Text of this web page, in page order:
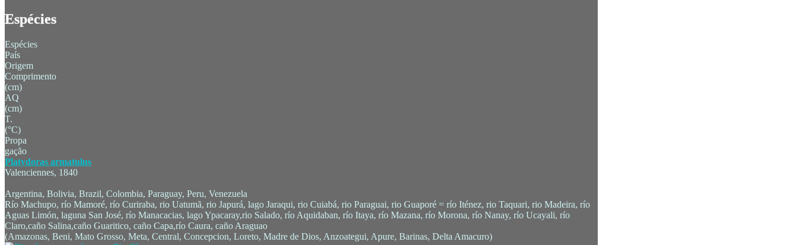
Espécies
Espécies
País
Origem
Comprimento
(cm)
AQ
(cm)
T.
(°C)
Propa
gação
Platydoras armatulus
Valenciennes, 1840
Argentina, Bolivia, Brazil, Colombia, Paraguay, Peru, Venezuela
Río Machupo, río Mamoré, río Curiraba, rio Uatumã, rio Japurá, lago Jaraqui, rio Cuiabá, rio Paraguai, rio Guaporé = río Iténez, rio Taquari, rio Madeira, río
Aguas Limón, laguna San José, río Manacacias, lago Ypacaray,rio Salado, río Aquidaban, río Itaya, río Mazana, río Morona, río Nanay, río Ucayali, río
Claro,caño Salina,caño Guaritico, caño Capa,río Caura, caño Araguao
(Amazonas, Beni, Mato Grosso, Meta, Central, Concepcion, Loreto, Madre de Dios, Anzoategui, Apure, Barinas, Delta Amacuro)